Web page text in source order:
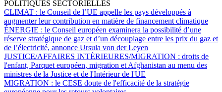
POLITIQUES SECTORIELLES
CLIMAT : le Conseil de l’UE appelle les pays développés à
augmenter leur contribution en matière de financement climatique
ÉNERGIE : le Conseil européen examinera la possibilité d’une
réserve stratégique de gaz et d’un découplage entre les prix du gaz et
de l’électricité, annonce Ursula von der Leyen
JUSTICE/AFFAIRES INTÉRIEURES/MIGRATION : droits de
l'enfant, Parquet européen, migration et Afghanistan au menu des
ministres de la Justice et de l'Intérieur de l'UE
MIGRATION : le CESE doute de l'efficacité de la stratégie